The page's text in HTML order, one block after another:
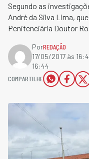
Segundo as
André da Silva Lima,
Penitenciária Doutor
PorREDAÇÃO
17/05/2017 às
16:44
COMPARTILHE